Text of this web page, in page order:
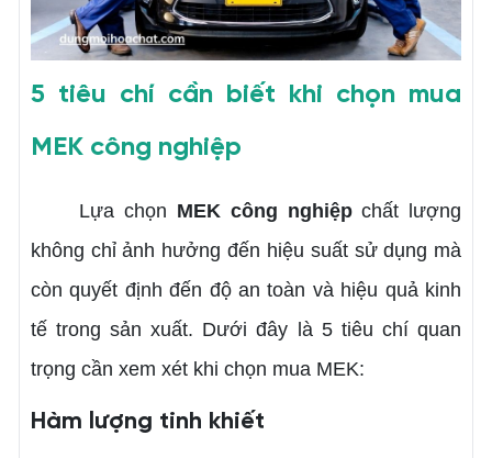
5 tiêu chí cần biết khi chọn mua
MEK công nghiệp
Lựa chọn MEK công nghiệpchất lượng
không chỉ ảnh hưởng đến hiệu suất sử dụng mà
còn quyết định đến độ an toàn và hiệu quả kinh
tế trong sản xuất. Dưới đây là 5 tiêu chí quan
trọng cần xem xét khi chọn mua MEK:
Hàm lượng tinh khiết